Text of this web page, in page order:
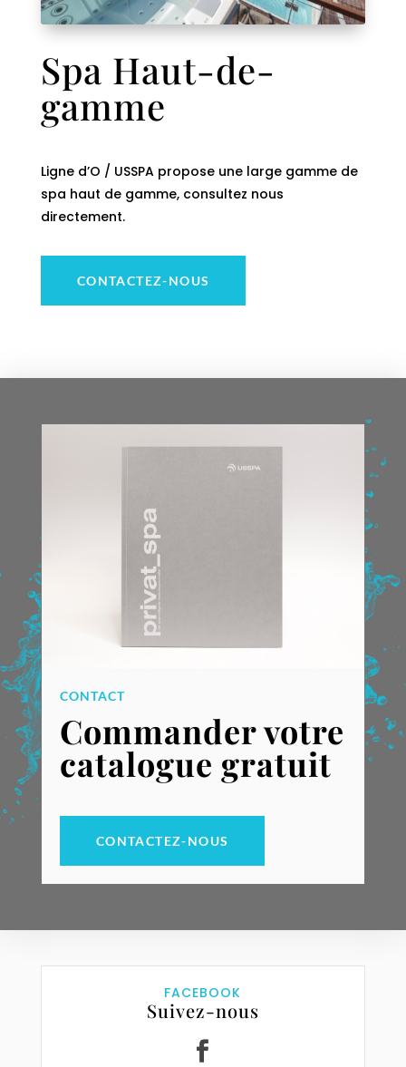
Spa Haut-de-
gamme
Ligne d’O / USSPA propose une large gamme de
spa haut de gamme, consultez nous
directement.
CONTACTEZ-NOUS
CONTACT
Commander votre
catalogue gratuit
CONTACTEZ-NOUS
FACEBOOK
Suivez-nous